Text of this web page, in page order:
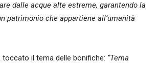
dalle acque alte estreme, garantendo la
patrimonio che appartiene all’umanità
toccato il tema delle bonifiche: “Tema